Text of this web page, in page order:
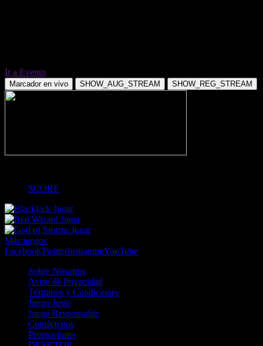
Ir a Evento
Marcador en vivo SHOW_AUG_STREAM SHOW_REG_STREAM
SCORE
Jugar
Jugar
Jugar
Más juegos
FacebookTwitterInstagramYouTube
Sobre Nosotros
Aviso de Privacidad
Términos y Condiciones
Juego Justo
Juego Responsable
Contáctenos
Promociones